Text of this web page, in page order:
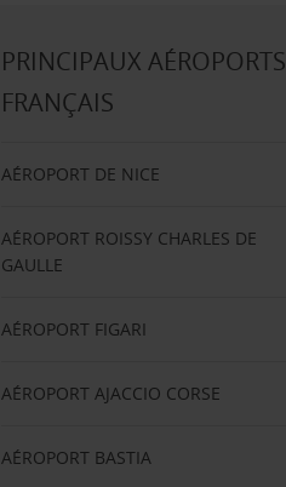
PRINCIPAUX AÉROPORTS
FRANÇAIS
AÉROPORT DE NICE
AÉROPORT ROISSY CHARLES DE
GAULLE
AÉROPORT FIGARI
AÉROPORT AJACCIO CORSE
AÉROPORT BASTIA